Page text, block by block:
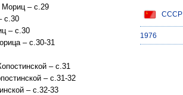
СССР
1976
– с.29
с.30
– с.30
– с.30-31
– с.31
– с.31-32
– с.32-33